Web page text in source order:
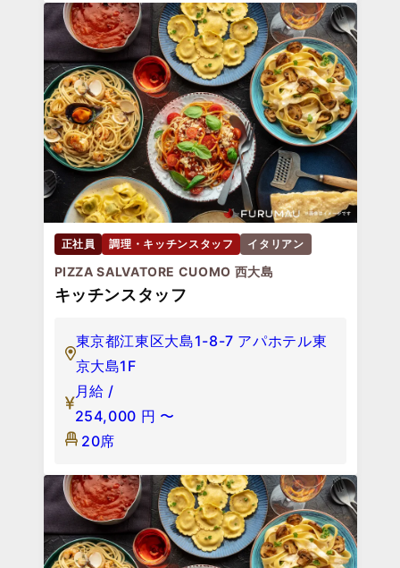
正社員 調理・キッチンスタッフ イタリアン
PIZZA SALVATORE CUOMO 西大島
キッチンスタッフ
東京都江東区大島1-8-7 アパホテル東
京大島1F
月給 /
254,000 円 〜
20席